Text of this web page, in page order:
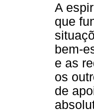
A
que
bem-
e as
os
de